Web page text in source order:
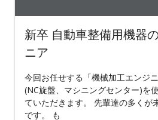
新卒 自動車整備用機器
ニア
今回お任せする「機械加工エンジ
(NC旋盤、マシニングセンター)を
ていただきます。 先輩達の多くが
です。 も